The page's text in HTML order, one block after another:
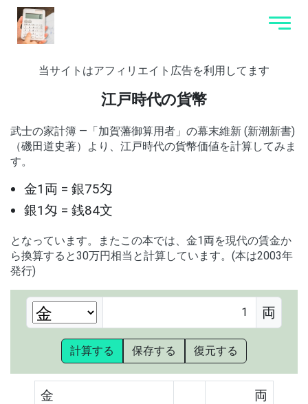
当サイトはアフィリエイト広告を利用してます
江戸時代の貨幣
武士の家計簿 ―「加賀藩御算用者」の幕末維新 (新潮新書)
（磯田道史著）より、江戸時代の貨幣価値を計算してみま
す。
金1両 = 銀75匁
銀1匁 = 銭84文
となっています。またこの本では、金1両を現代の賃金か
ら換算すると30万円相当と計算しています。(本は2003年
発行)
両
計算する 保存する 復元する
金
両